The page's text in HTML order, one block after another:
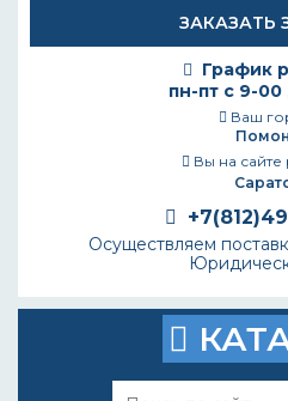
ЗАКАЗАТЬ
График
пн-пт с 9-00
Ваш
Вы на сайте
Осуществляем